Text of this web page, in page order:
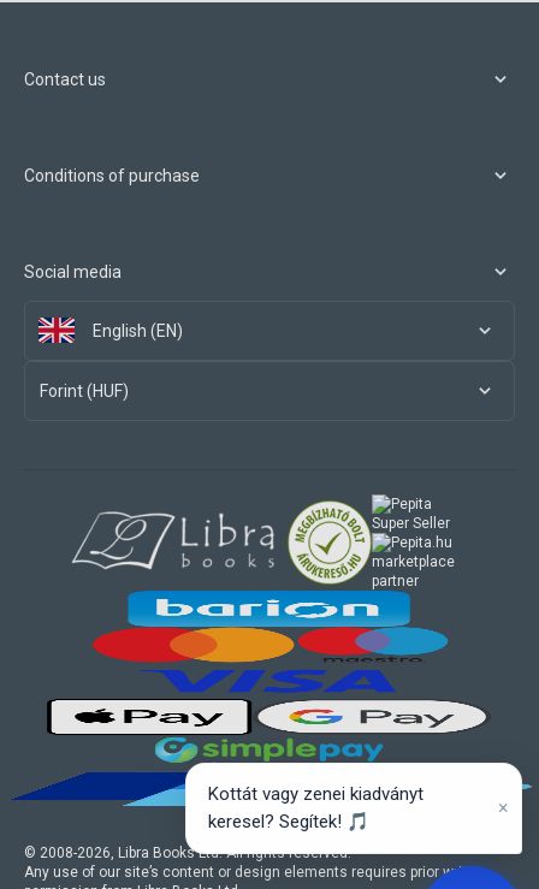
Contact us
Conditions of purchase
Social media
English (EN)
Forint (HUF)
© 2008-2026, Libra Books Ltd. All rights reserved.
Any use of our site’s content or design elements requires prior written
marketplace
partner
Kottát vagy zenei kiadványt
keresel? Segítek! 🎵
×